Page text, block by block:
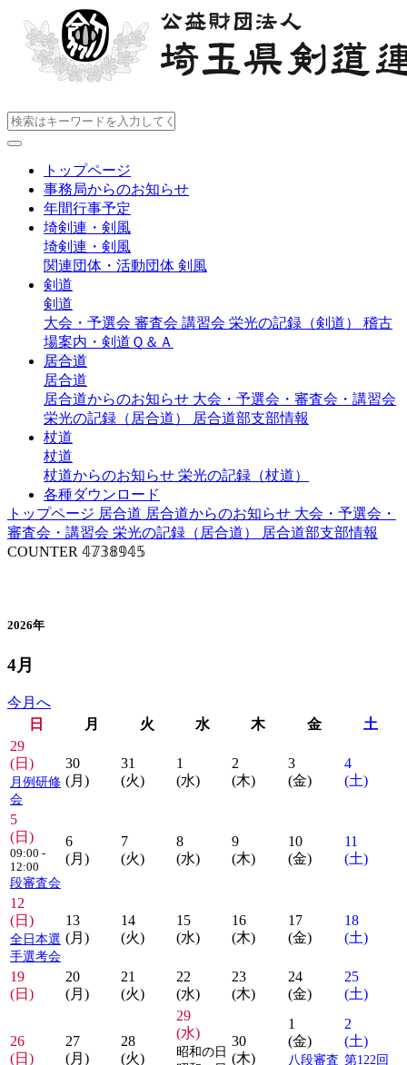
トップページ
事務局からのお知らせ
年間行事予定
埼剣連・剣風
埼剣連・剣風
関連団体・活動団体 剣風
剣道
剣道
大会・予選会 審査会 講習会 栄光の記録（剣道） 稽古
場案内・剣道Ｑ＆Ａ
居合道
居合道
居合道からのお知らせ 大会・予選会・審査会・講習会
栄光の記録（居合道）
居合道部支部情報
杖道
杖道
杖道からのお知らせ 栄光の記録（杖道）
各種ダウンロード
トップページ 居合道 居合道からのお知らせ 大会・予選会・
審査会・講習会 栄光の記録（居合道）
居合道部支部情報
COUNTER 𝟜𝟟𝟛𝟠𝟡𝟜𝟝
2026年
4月
今月へ
日
月 火 水 木 金
土
29
(日)
月例研修
会
30
(月)
31
(火)
1
(水)
2
(木)
3
(金)
4
(土)
5
(日)
09:00 -
12:00
段審査会
6
(月)
7
(火)
8
(水)
9
(木)
10
(金)
11
(土)
12
(日)
全日本選
手選考会
13
(月)
14
(火)
15
(水)
16
(木)
17
(金)
18
(土)
19
(日)
20
(月)
21
(火)
22
(水)
23
(木)
24
(金)
25
(土)
26
(日)
27
(月)
28
(火)
29
(水)
昭和の日
30
(木)
1
(金)
八段審査
2
(土)
第122回